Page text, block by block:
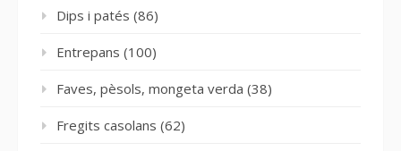
Dips i patés (86)
Entrepans (100)
Faves, pèsols, mongeta verda (38)
Fregits casolans (62)